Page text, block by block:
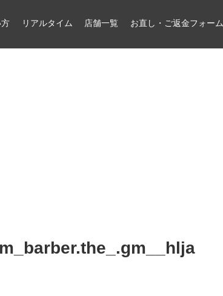
リアルタイム 店舗一覧 お直し・ご返金フォーム